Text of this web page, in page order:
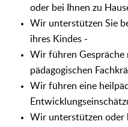
oder bei Ihnen zu
Wir unterstützen Sie
ihres Kindes -
Wir führen Gespräche
pädagogischen
Wir führen eine
Wir unterstützen oder